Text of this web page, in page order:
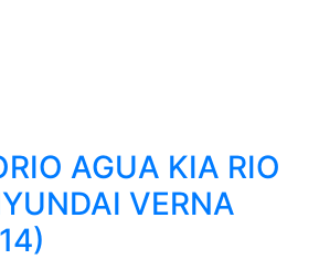
AGUA KIA RIO
VERNA